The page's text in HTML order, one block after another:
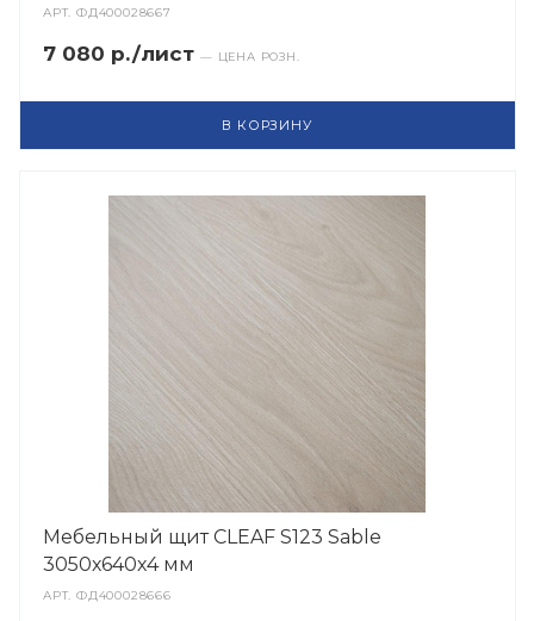
АРТ.ФД400028667
7 080 р./лист — ЦЕНА РОЗН.
В КОРЗИНУ
Мебельный щит CLEAF S123 Sable
3050х640х4 мм
АРТ.ФД400028666